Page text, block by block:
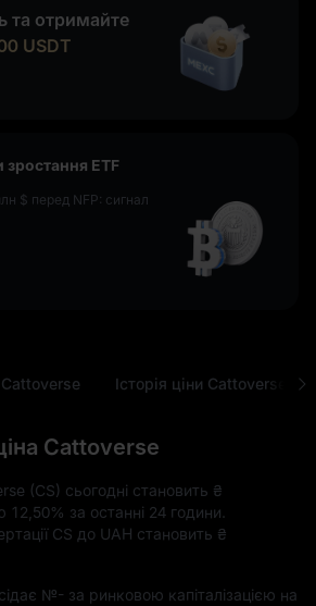
та отримайте
USDT
зростання ETF
$ перед NFP: сигнал
Історія ціни Cattoverse
Cattoverse
(CS) сьогодні становить ₴
12,50% за останні 24 години.
CS до UAH становить ₴
№- за ринковою капіталізацією на